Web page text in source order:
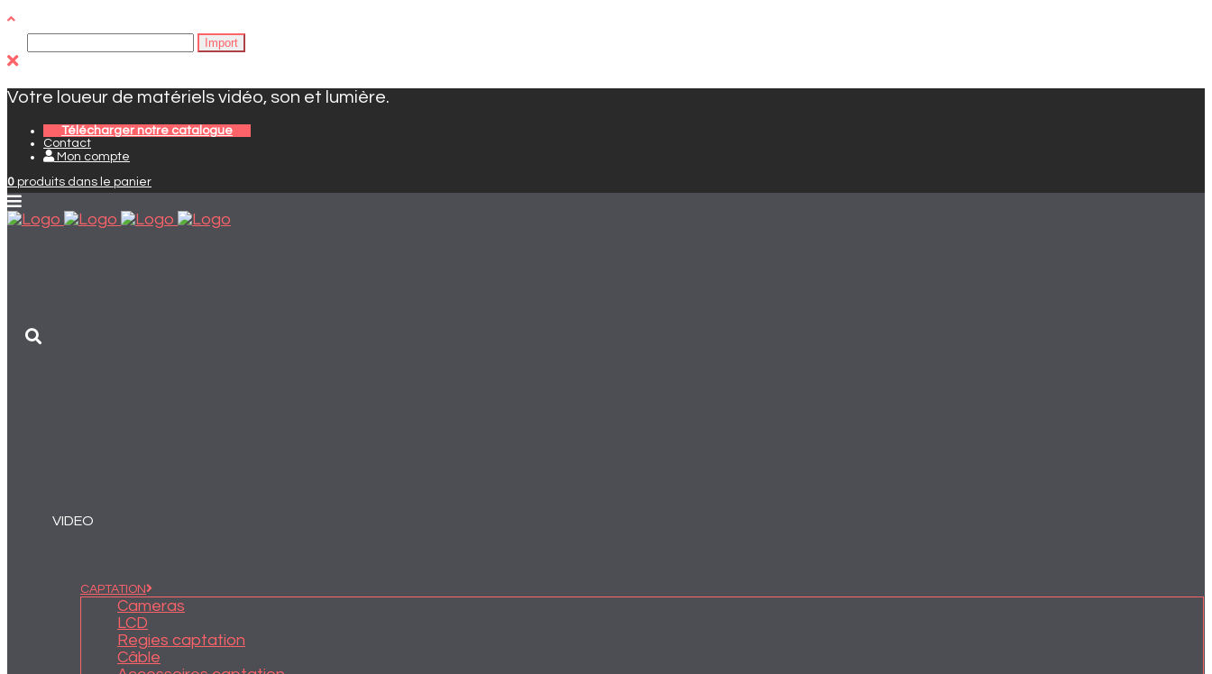
Votre loueur de matériels vidéo, son et lumière.
Télécharger notre catalogue
Contact
Mon compte
0 produits dans le panier
VIDEO
CAPTATION
Cameras
LCD
Regies captation
Câble